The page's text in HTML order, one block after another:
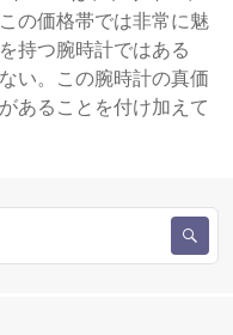
の価格帯では非常に魅
持つ腕時計ではある
い。この腕時計の真価
あることを付け加えて